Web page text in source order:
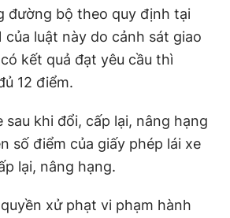
đường bộ theo quy định tại
của luật này do cảnh sát giao
kết quả đạt yêu cầu thì
12 điểm.
sau khi đổi, cấp lại, nâng hạng
số điểm của giấy phép lái xe
lại, nâng hạng.
xử phạt vi phạm hành